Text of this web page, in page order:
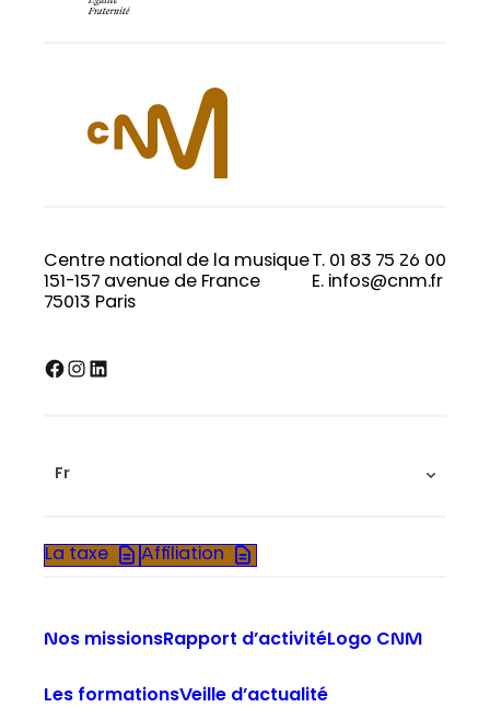
Centre national de la musique
151-157 avenue de France
75013 Paris
T. 01 83 75 26 00
E. infos@cnm.fr
Facebook InstagramLinkedIn
Fr
La taxe Affiliation
Nos missionsRapport d’activitéLogo CNM
Les formationsVeille d’actualité